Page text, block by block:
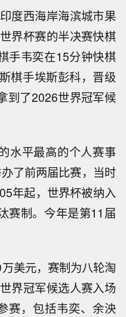
度西海岸海滨城市果
界杯赛的半决赛快棋
手韦奕在15分钟快棋
棋手埃斯彭科，晋级
到了2026世界冠军候
水平最高的个人赛事
了前两届比赛，当时
年起，世界杯被纳入
赛制。今年是第11届
美元，赛制为八轮淘
界冠军候选人赛入场
赛，包括韦奕、余泱